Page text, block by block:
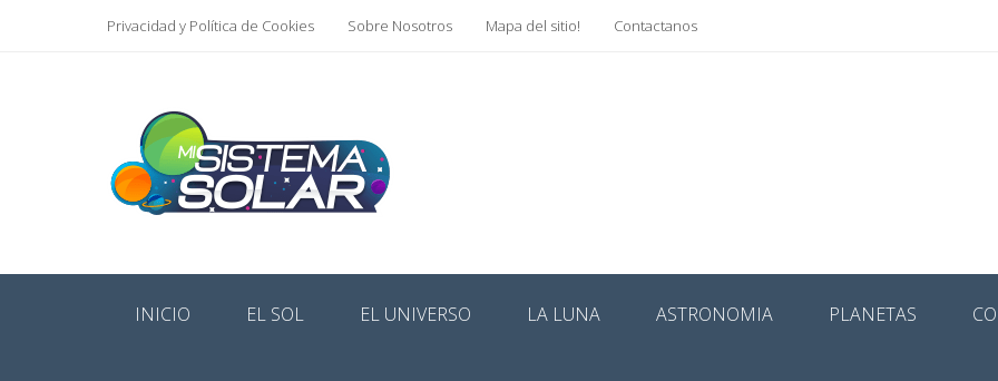
Privacidad y Política de Cookies Sobre Nosotros Mapa del sitio! Contactanos
INICIO EL SOL EL UNIVERSO LA LUNA ASTRONOMIA PLANETAS